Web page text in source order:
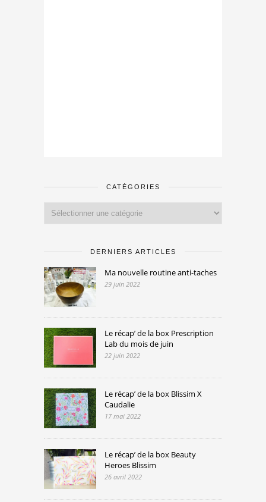
CATÉGORIES
DERNIERS ARTICLES
Ma nouvelle routine anti-taches
29 juin 2022
Le récap’ de la box Prescription
Lab du mois de juin
22 juin 2022
Le récap’ de la box Blissim X
Caudalie
17 mai 2022
Le récap’ de la box Beauty
Heroes Blissim
26 avril 2022